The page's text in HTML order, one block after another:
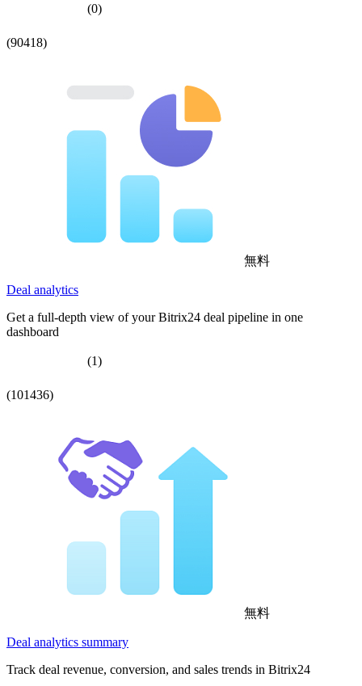
(0)
(90418)
無料
Deal analytics
Get a full-depth view of your Bitrix24 deal pipeline in one
dashboard
(1)
(101436)
無料
Deal analytics summary
Track deal revenue, conversion, and sales trends in Bitrix24